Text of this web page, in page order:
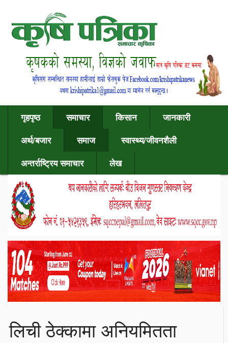
गृहपृष्ठ समाचार किसान
जानकारी
अर्थ/बजार
समाज
स्वास्थ्य/जीवनशैली
अन्तर्राष्ट्रिय समाचार
लेख
लिची ठेक्कामा अनियमितता